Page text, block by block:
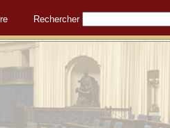
Rechercher